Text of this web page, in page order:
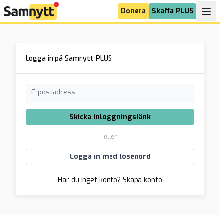
Donera Skaffa PLUS
Logga in på Samnytt PLUS
E-postadress
Skicka inloggningslänk
eller
Logga in med lösenord
Har du inget konto? Skapa konto